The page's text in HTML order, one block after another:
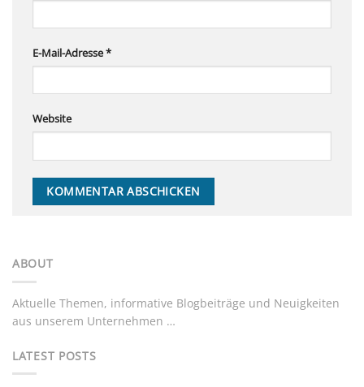
E-Mail-Adresse*
Website
ABOUT
Aktuelle Themen, informative Blogbeiträge und Neuigkeiten
aus unserem Unternehmen …
LATEST POSTS